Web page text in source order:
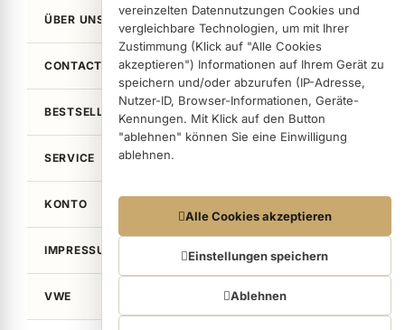
vereinzelten Datennutzungen Cookies und
vergleichbare Technologien, um mit Ihrer
Zustimmung (Klick auf "Alle Cookies
akzeptieren") Informationen auf Ihrem Gerät zu
speichern und/oder abzurufen (IP-Adresse,
Nutzer-ID, Browser-Informationen, Geräte-
Kennungen. Mit Klick auf den Button
"ablehnen" können Sie eine Einwilligung
ablehnen.
Datennutzungen
Wir arbeiten mit Partnern zusammen, die von
Ihrem Endgerät abgerufene Daten
(Trackingdaten) auch zu eigenen Zwecken
(z.B. Profilbildungen) / zu Zwecken Dritter
Alle Cookies akzeptieren
Einstellungen speichern
Ablehnen
ÜBER UNS
CONTACT
BESTSELLER
SERVICE
KONTO
IMPRESSUM / LEGAL
VWE